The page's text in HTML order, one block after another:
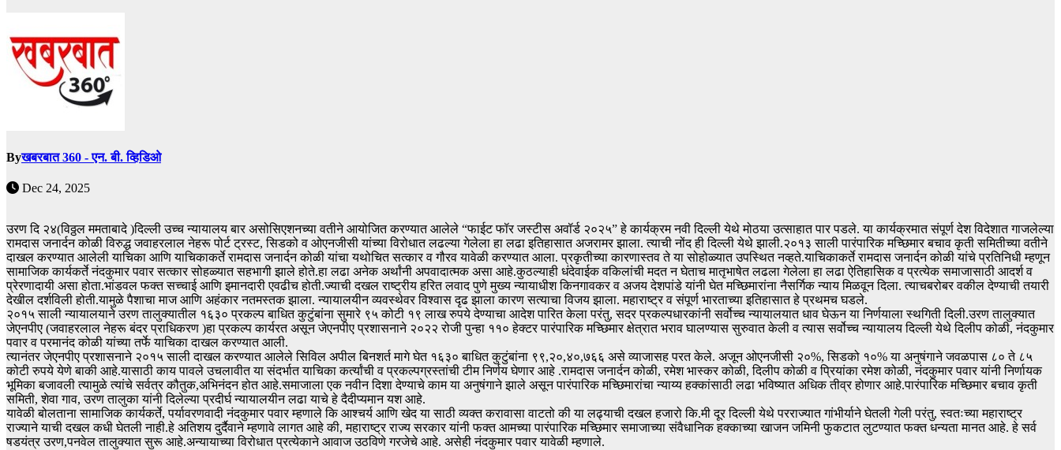
Byखबरबात 360 - एन. बी. व्हिडिओ
Dec 24, 2025
उरण दि २४(विठ्ठल ममताबादे )दिल्ली उच्च न्यायालय बार असोसिएशनच्या वतीने आयोजित करण्यात आलेले “फाईट फॉर जस्टीस अवॉर्ड २०२५” हे कार्यक्रम नवी दिल्ली येथे मोठया उत्साहात पार पडले. या कार्यक्रमात संपूर्ण देश विदेशात गाजलेल्या
रामदास जनार्दन कोळी विरुद्ध जवाहरलाल नेहरू पोर्ट ट्रस्ट, सिडको व ओएनजीसी यांच्या विरोधात लढल्या गेलेला हा लढा इतिहासात अजरामर झाला. त्याची नोंद ही दिल्ली येथे झाली.२०१३ साली पारंपारिक मच्छिमार बचाव कृती समितीच्या वतीने
दाखल करण्यात आलेली याचिका आणि याचिकाकर्ते रामदास जनार्दन कोळी यांचा यथोचित सत्कार व गौरव यावेळी करण्यात आला. प्रकृतीच्या कारणास्तव ते या सोहोळ्यात उपस्थित नव्हते.याचिकाकर्ते रामदास जनार्दन कोळी यांचे प्रतिनिधी म्हणून
सामाजिक कार्यकर्ते नंदकुमार पवार सत्कार सोहळ्यात सहभागी झाले होते.हा लढा अनेक अर्थांनी अपवादात्मक असा आहे.कुठल्याही धंदेवाईक वकिलांची मदत न घेताच मातृभाषेत लढला गेलेला हा लढा ऐतिहासिक व प्रत्येक समाजासाठी आदर्श व
प्रेरणादायी असा होता.भांडवल फक्त सच्चाई आणि इमानदारी एवढीच होती.ज्याची दखल राष्ट्रीय हरित लवाद पुणे मुख्य न्यायाधीश किनगावकर व अजय देशपांडे यांनी घेत मच्छिमारांना नैसर्गिक न्याय मिळवून दिला. त्याचबरोबर वकील देण्याची तयारी
देखील दर्शविली होती.यामुळे पैशाचा माज आणि अहंकार नतमस्तक झाला. न्यायालयीन व्यवस्थेवर विश्वास दृढ झाला कारण सत्याचा विजय झाला. महाराष्ट्र व संपूर्ण भारताच्या इतिहासात हे प्रथमच घडले.
२०१५ साली न्यायालयाने उरण तालुक्यातील १६३० प्रकल्प बाधित कुटुंबांना सुमारे ९५ कोटी १९ लाख रुपये देण्याचा आदेश पारित केला परंतु, सदर प्रकल्पधारकांनी सर्वोच्च न्यायालयात धाव घेऊन या निर्णयाला स्थगिती दिली.उरण तालुक्यात
जेएनपीए (जवाहरलाल नेहरू बंदर प्राधिकरण )हा प्रकल्प कार्यरत असून जेएनपीए प्रशासनाने २०२२ रोजी पुन्हा ११० हेक्टर पारंपारिक मच्छिमार क्षेत्रात भराव घालण्यास सुरुवात केली व त्यास सर्वोच्च न्यायालय दिल्ली येथे दिलीप कोळी, नंदकुमार
पवार व परमानंद कोळी यांच्या तर्फे याचिका दाखल करण्यात आली.
त्यानंतर जेएनपीए प्रशासनाने २०१५ साली दाखल करण्यात आलेले सिविल अपील बिनशर्त मागे घेत १६३० बाधित कुटुंबांना ९९,२०,४०,७६६ असे व्याजासह परत केले. अजून ओएनजीसी २०%, सिडको १०% या अनुषंगाने जवळपास ८० ते ८५
कोटी रुपये येणे बाकी आहे.यासाठी काय पावले उचलावीत या संदर्भात याचिका कर्त्यांची व प्रकल्पग्रस्तांची टीम निर्णय घेणार आहे .रामदास जनार्दन कोळी, रमेश भास्कर कोळी, दिलीप कोळी व प्रियांका रमेश कोळी, नंदकुमार पवार यांनी निर्णायक
भूमिका बजावली त्यामुळे त्यांचे सर्वत्र कौतुक,अभिनंदन होत आहे.समाजाला एक नवीन दिशा देण्याचे काम या अनुषंगाने झाले असून पारंपारिक मच्छिमारांचा न्याय्य हक्कांसाठी लढा भविष्यात अधिक तीव्र होणार आहे.पारंपारिक मच्छिमार बचाव कृती
समिती, शेवा गाव, उरण तालुका यांनी दिलेल्या प्रदीर्घ न्यायालयीन लढा याचे हे दैदीप्यमान यश आहे.
यावेळी बोलताना सामाजिक कार्यकर्ते, पर्यावरणवादी नंदकुमार पवार म्हणाले कि आश्चर्य आणि खेद या साठी व्यक्त करावासा वाटतो की या लढ्याची दखल हजारो कि.मी दूर दिल्ली येथे परराज्यात गांभीर्याने घेतली गेली परंतु, स्वतःच्या महाराष्ट्र
राज्याने याची दखल कधी घेतली नाही.हे अतिशय दुर्दैवाने म्हणावे लागत आहे की, महाराष्ट्र राज्य सरकार यांनी फक्त आमच्या पारंपारिक मच्छिमार समाजाच्या संवैधानिक हक्काच्या खाजन जमिनी फुकटात लुटण्यात फक्त धन्यता मानत आहे. हे सर्व
षडयंत्र उरण,पनवेल तालुक्यात सुरू आहे.अन्यायाच्या विरोधात प्रत्येकाने आवाज उठविणे गरजेचे आहे. असेही नंदकुमार पवार यावेळी म्हणाले.